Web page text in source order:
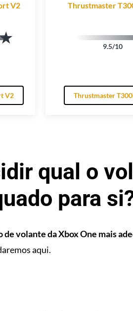
V2
V2
Thrustmaster
9.5/10
Thrustmaster
qual o
para
de volante da Xbox One mais
aqui.